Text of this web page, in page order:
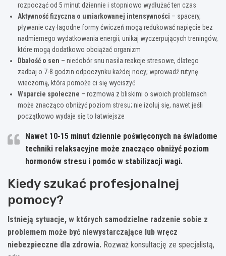
rozpocząć od 5 minut dziennie i stopniowo wydłużać ten czas
Aktywność fizyczna o umiarkowanej intensywności – spacery,
pływanie czy łagodne formy ćwiczeń mogą redukować napięcie bez
nadmiernego wydatkowania energii; unikaj wyczerpujących treningów,
które mogą dodatkowo obciążać organizm
Dbałość o sen – niedobór snu nasila reakcje stresowe, dlatego
zadbaj o 7-8 godzin odpoczynku każdej nocy; wprowadź rutynę
wieczorną, która pomoże ci się wyciszyć
Wsparcie społeczne – rozmowa z bliskimi o swoich problemach
może znacząco obniżyć poziom stresu; nie izoluj się, nawet jeśli
początkowo wydaje się to łatwiejsze
Nawet 10-15 minut dziennie poświęconych na świadome
techniki relaksacyjne może znacząco obniżyć poziom
hormonów stresu i pomóc w stabilizacji wagi.
Kiedy szukać profesjonalnej
pomocy?
Istnieją sytuacje, w których samodzielne radzenie sobie z
problemem może być niewystarczające lub wręcz
niebezpieczne dla zdrowia. Rozważ konsultację ze specjalistą,